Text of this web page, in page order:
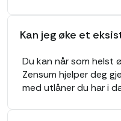
Kan jeg øke et
Du kan når som helst
Zensum hjelper deg
med utlåner du har i